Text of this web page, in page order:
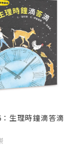
生理時鐘滴答滴